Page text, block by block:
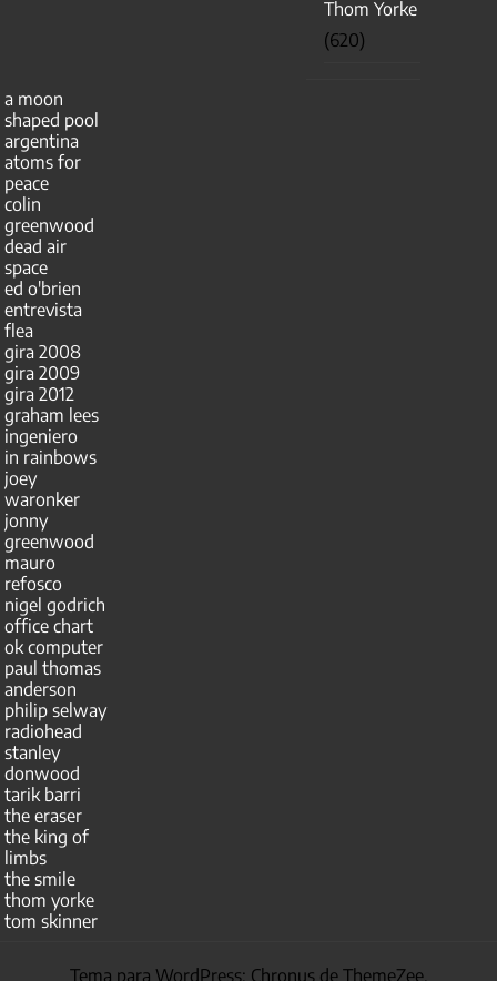
Thom Yorke
(620)
a moon
shaped pool
argentina
atoms for
peace
colin
greenwood
dead air
space
ed o'brien
entrevista
flea
gira 2008
gira 2009
gira 2012
graham lees
ingeniero
in rainbows
joey
waronker
jonny
greenwood
mauro
refosco
nigel godrich
office chart
ok computer
paul thomas
anderson
philip selway
radiohead
stanley
donwood
tarik barri
the eraser
the king of
limbs
the smile
thom yorke
tom skinner
Tema para WordPress: Chronus de ThemeZee.